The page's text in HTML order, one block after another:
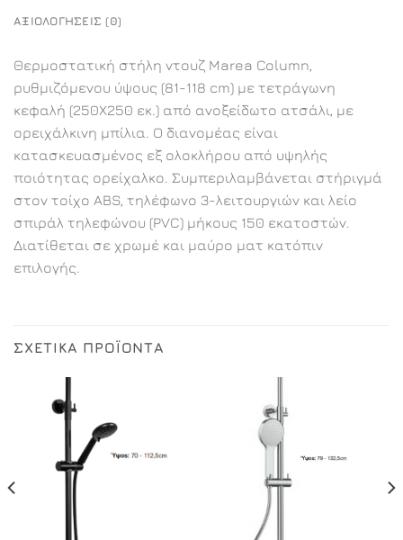
ΑΞΙΟΛΟΓΉΣΕΙΣ (0)
Θερμοστατική στήλη ντουζ Marea Column,
ρυθμιζόμενου ύψους (81-118 cm) με τετράγωνη
κεφαλή (250Χ250 εκ.) από ανοξείδωτο ατσάλι, με
ορειχάλκινη μπίλια. Ο διανομέας είναι
κατασκευασμένος εξ ολοκλήρου από υψηλής
ποιότητας ορείχαλκο. Συμπεριλαμβάνεται στήριγμά
στον τοίχο ABS, τηλέφωνο 3-λειτουργιών και λείο
σπιράλ τηλεφώνου (PVC) μήκους 150 εκατοστών.
Διατίθεται σε χρωμέ και μαύρο ματ κατόπιν
επιλογής.
ΣΧΕΤΙΚΆ ΠΡΟΪΌΝΤΑ